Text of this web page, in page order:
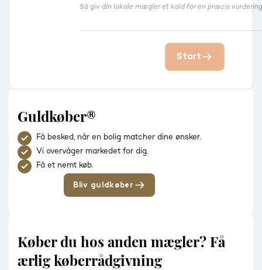
Så giv din lokale mægler et kald for en præcis
Start
Guldkøber®
Få besked, når en bolig matcher dine ønsker.
Vi overvåger markedet for dig.
Få et nemt køb.
Bliv guldkøber
Køber du hos anden mægler? Få
ærlig køberrådgivning